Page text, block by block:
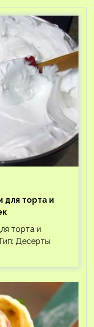
для торта и
торта и
Десерты